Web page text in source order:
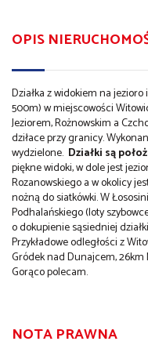
OPIS
Działka z widokiem na
500m) w miejscowości
Jeziorem, Rożnowskim a
dziłace przy granicy.
wydzielone. Działki są
piękne widoki, w dole jest
Rozanowskiego a w okolicy
nożną do siatkówki. W
Podhalańskiego (loty
o dokupienie sąsiedniej
Przykładowe odległości z
Gródek nad Dunajcem, 26km
Gorąco polecam.
NOTA PRAWNA